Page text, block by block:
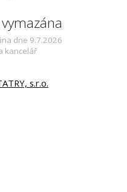
dne 9.7.2026
kancelář
s.r.o.